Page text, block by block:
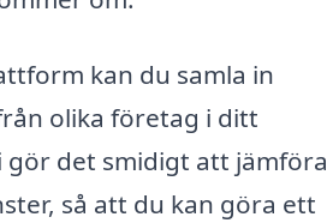
kan du samla in
olika företag i ditt
gör det smidigt att jämföra
så att du kan göra ett